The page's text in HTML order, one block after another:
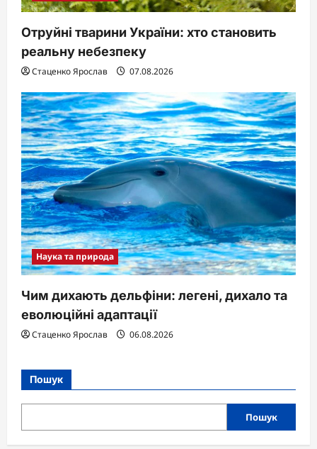
Отруйні тварини України: хто становить
реальну небезпеку
Стаценко Ярослав 07.08.2026
Наука та природа
Чим дихають дельфіни: легені, дихало та
еволюційні адаптації
Стаценко Ярослав 06.08.2026
Пошук
Пошук